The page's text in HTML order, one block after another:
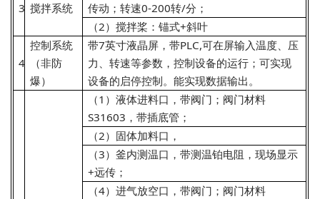
3 搅拌系统
传动；转速0-200转/分；
（2）搅拌桨：锚式+斜叶
4
控制系统
（非防
爆）
带7英寸液晶屏，带PLC,可在屏输入温度、压
力、转速等参数，控制设备的运行；可实现
设备的启停控制。能实现数据输出。
（1）液体进料口，带阀门；阀门材料
S31603，带插底管；
（2）固体加料口，
（3）釜内测温口，带测温铂电阻，现场显示
+远传；
（4）进气放空口，带阀门；阀门材料